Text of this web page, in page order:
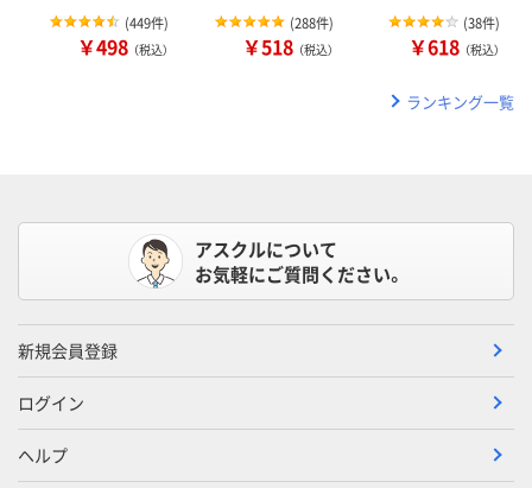
(449件)
￥498 （税込）
(288件)
￥518 （税込）
(38件)
￥618 （税込）
ランキング一覧
アスクルについて
お気軽にご質問ください。
新規会員登録
ログイン
ヘルプ